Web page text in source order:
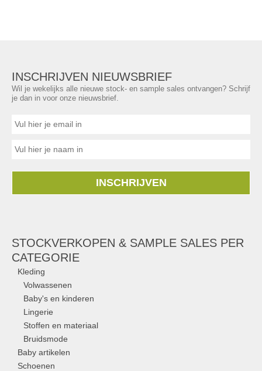
INSCHRIJVEN NIEUWSBRIEF
Wil je wekelijks alle nieuwe stock- en sample sales ontvangen? Schrijf
je dan in voor onze nieuwsbrief.
INSCHRIJVEN
STOCKVERKOPEN & SAMPLE SALES PER
CATEGORIE
Kleding
Volwassenen
Baby's en kinderen
Lingerie
Stoffen en materiaal
Bruidsmode
Baby artikelen
Schoenen